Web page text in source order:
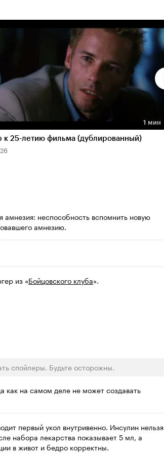
1 мин
1 мин
к 25-летию фильма (дублированный)
неспособность вспомнить новую
амнезию.
из «Бойцовского клуба».
спойлеры. Будьте осторожны.
как на самом деле не может создавать
первый укол внутривенно. Инсулин нельзя
набора лекарства показывает 5 мл, а
в живот и бедро корректны.